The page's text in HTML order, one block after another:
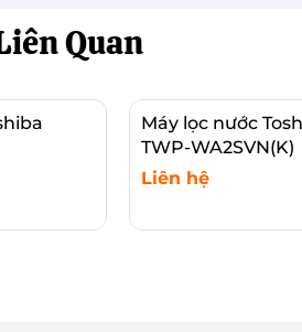
lạnh Toshiba 10 lõi TWP-
được thiết kế theo dạng tủ
bố trí ở nhiều không gian khác
Quan
Máy lọc nước
TWP-WA2SVN(K)
Liên hệ